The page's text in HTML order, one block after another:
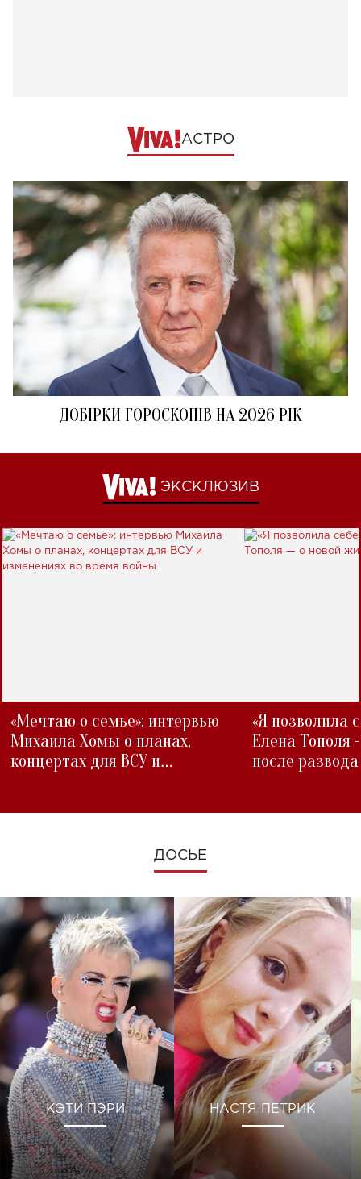
АСТРО
ДОБІРКИ ГОРОСКОПІВ НА 2026 РІК
ЭКСКЛЮЗИВ
«Мечтаю о семье»: интервью
Михаила Хомы о планах,
концертах для ВСУ и
«Я позволила
Елена Тополя
после развода
ДОСЬЕ
КЭТИ ПЭРИ НАСТЯ ПЕТРИК